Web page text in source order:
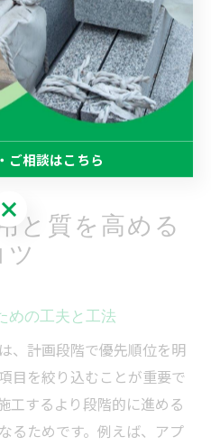
族のライフスタイルに合っ
防犯対策、耐久性を重視し
にまとめましょう。これら
、満足度の高い庭づくりが
と質を高める
ツ
めの工夫と工法
、計画段階で優先順位を明
目を絞り込むことが重要で
工するより段階的に進める
るためです。例えば、アプ
ご相談はこちら
ご相談はこちら